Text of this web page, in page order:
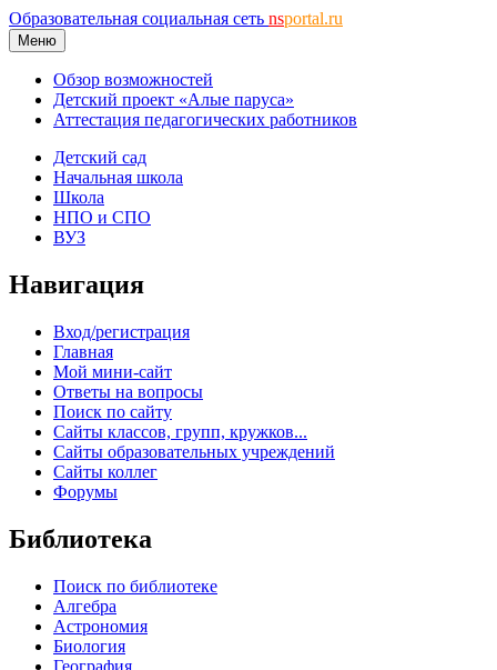
Образовательная социальная сеть nsportal.ru
Меню
Обзор возможностей
Детский проект «Алые паруса»
Аттестация педагогических работников
Детский сад
Начальная школа
Школа
НПО и СПО
ВУЗ
Навигация
Вход/регистрация
Главная
Мой мини-сайт
Ответы на вопросы
Поиск по сайту
Сайты классов, групп, кружков...
Сайты образовательных учреждений
Сайты коллег
Форумы
Библиотека
Поиск по библиотеке
Алгебра
Астрономия
Биология
География